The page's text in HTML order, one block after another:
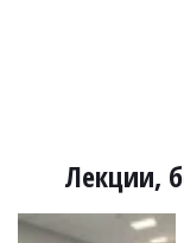
Лекции,